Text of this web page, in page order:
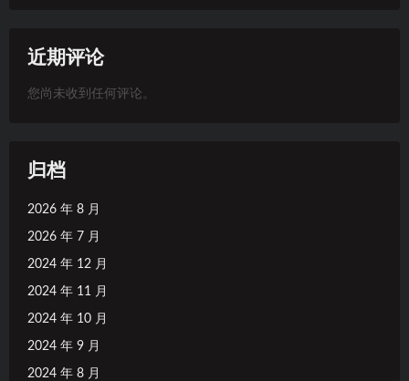
近期评论
您尚未收到任何评论。
归档
2026 年 8 月
2026 年 7 月
2024 年 12 月
2024 年 11 月
2024 年 10 月
2024 年 9 月
2024 年 8 月